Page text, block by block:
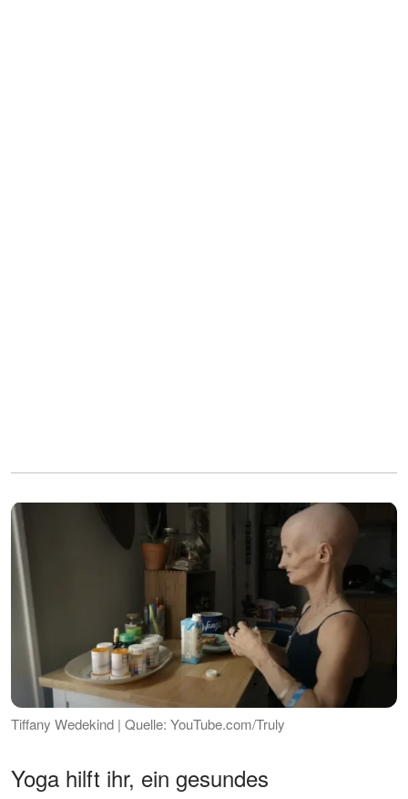
Tiffany Wedekind | Quelle: YouTube.com/Truly
Yoga hilft ihr, ein gesundes